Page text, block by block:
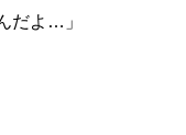
だよ…」